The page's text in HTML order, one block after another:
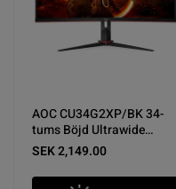
AOC CU34G2XP/BK 34-
tums Böjd Ultrawide
Skärm - Nyskick
SEK 2,149.00